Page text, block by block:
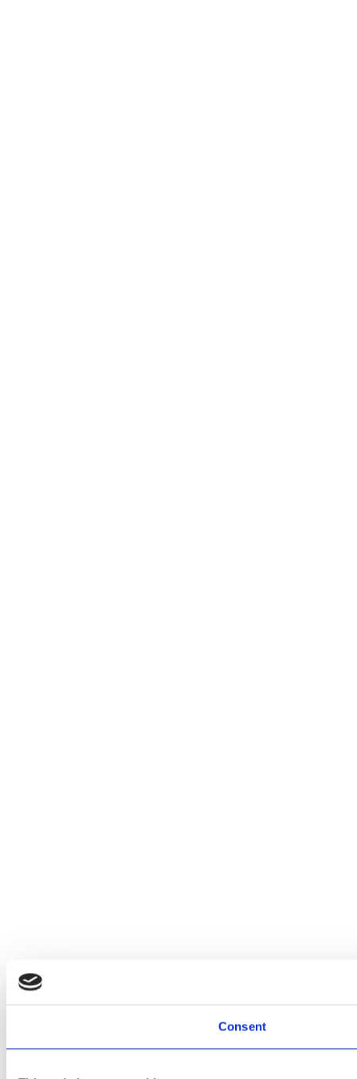
Consent